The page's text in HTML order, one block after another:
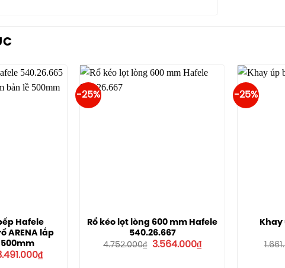
Hafele
ARENA lắp
₫Giá
hiện
-25%
Rổ kéo lọt lòng 600 mm Hafele
540.26.667
4.752.000₫ Giá
3.564.000₫Giá
hiện
-25%